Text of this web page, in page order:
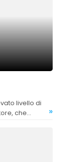
che
»